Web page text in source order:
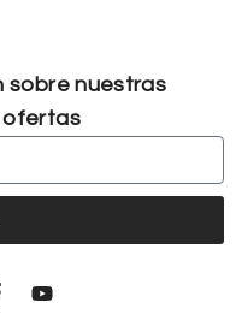
sobre nuestras
ofertas